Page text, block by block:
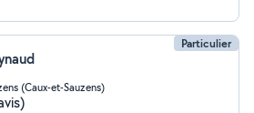
Particulier
(Caux-et-Sauzens)